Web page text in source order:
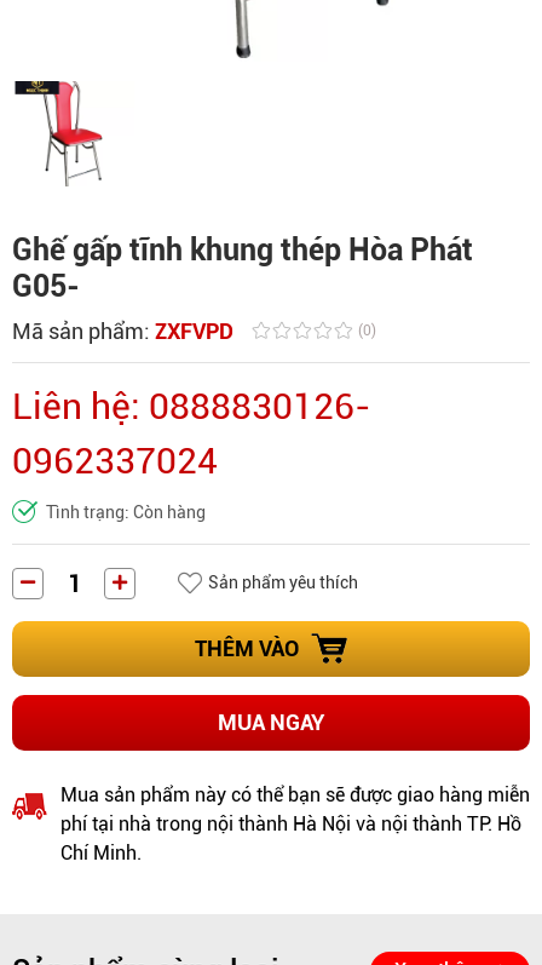
Ghế gấp tĩnh khung thép Hòa Phát
G05-
Mã sản phẩm: ZXFVPD (0)
Liên hệ: 0888830126-
0962337024
Tình trạng: Còn hàng
Sản phẩm yêu thích
THÊM VÀO
MUA NGAY
Mua sản phẩm này có thể bạn sẽ được giao hàng miễn
phí tại nhà trong nội thành Hà Nội và nội thành TP. Hồ
Chí Minh.